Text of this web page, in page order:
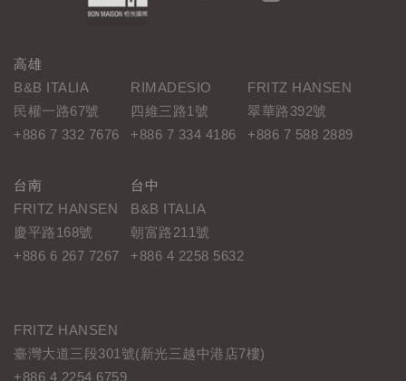
高雄
B&B ITALIA
民權一路67號
+886 7 332 7676
RIMADESIO
四維三路1號
+886 7 334 4186
FRITZ HANSEN
翠華路392號
+886 7 588 2889
台南
FRITZ HANSEN
慶平路168號
+886 6 267 7267
台中
B&B ITALIA
朝富路211號
+886 4 2258 5632
FRITZ HANSEN
臺灣大道三段301號(新光三越中港店7樓)
+886 4 2254 6759